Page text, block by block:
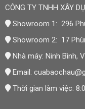
CÔNG TY TNHH XÂY
Showroom 1: 296
Showroom 2: 17
Nhà máy: Ninh Bình,
Email:
Thời gian làm việc: